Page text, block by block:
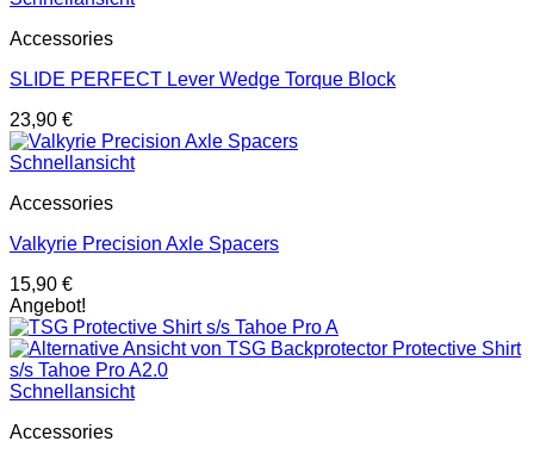
Accessories
SLIDE PERFECT Lever Wedge Torque Block
23,90 €
Schnellansicht
Accessories
Valkyrie Precision Axle Spacers
15,90 €
Angebot!
Schnellansicht
Accessories